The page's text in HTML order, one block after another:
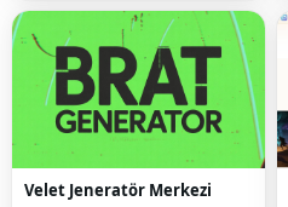
Velet Jeneratör Merkezi